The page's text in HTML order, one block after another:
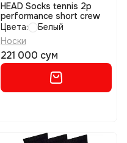
HEAD Socks tennis 2p
performance short crew
Цвета:
Белый
Носки
221 000 сум